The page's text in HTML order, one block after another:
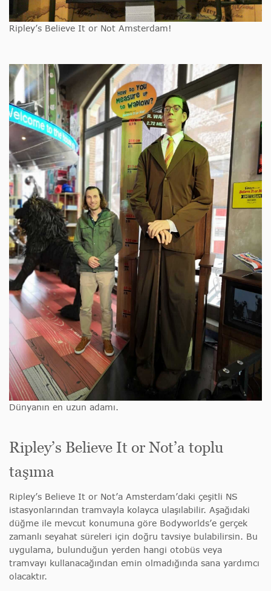
Ripley’s Believe It or Not Amsterdam!
Dünyanın en uzun adamı.
Ripley’s Believe It or Not’a toplu
taşıma
Ripley’s Believe It or Not’a Amsterdam’daki çeşitli NS
istasyonlarından tramvayla kolayca ulaşılabilir. Aşağıdaki
düğme ile mevcut konumuna göre Bodyworlds’e gerçek
zamanlı seyahat süreleri için doğru tavsiye bulabilirsin. Bu
uygulama, bulunduğun yerden hangi otobüs veya
tramvayı kullanacağından emin olmadığında sana yardımcı
olacaktır.